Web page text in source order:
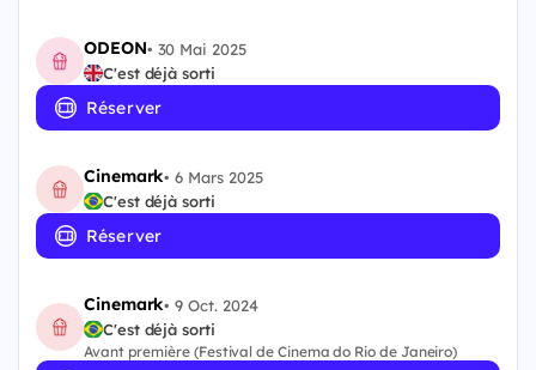
ODEON• 30 Mai 2025
C'est déjà sorti
Réserver
Cinemark•6 Mars 2025
C'est déjà sorti
Réserver
Cinemark•9 Oct. 2024
C'est déjà sorti
Avant première (Festival de Cinema do Rio de Janeiro)